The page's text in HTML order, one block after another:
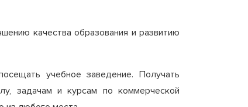
качества образования и развитию
учебное заведение. Получать
задачам и курсам по коммерческой